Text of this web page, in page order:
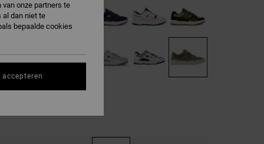
onze partners te
al dan niet te
bepaalde cookies
accepteren